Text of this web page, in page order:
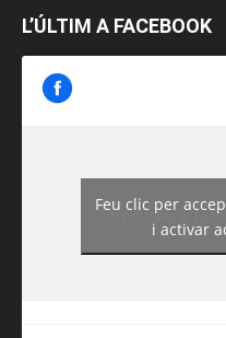
L’ÚLTIM A FACEBOOK
https://
Feu clic per
i activar